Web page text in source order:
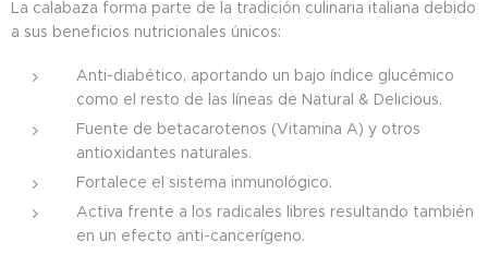
La calabaza forma parte de la tradición culinaria italiana debido
a sus beneficios nutricionales únicos:
Anti-diabético, aportando un bajo índice glucémico
como el resto de las líneas de Natural & Delicious.
Fuente de betacarotenos (Vitamina A) y otros
antioxidantes naturales.
Fortalece el sistema inmunológico.
Activa frente a los radicales libres resultando también
en un efecto anti-cancerígeno.